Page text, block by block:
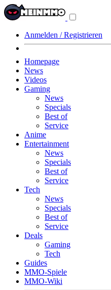
Anmelden / Registrieren
Homepage
News
Videos
Gaming
News
Specials
Best of
Service
Anime
Entertainment
News
Specials
Best of
Service
Tech
News
Specials
Best of
Service
Deals
Gaming
Tech
Guides
MMO-Spiele
MMO-Wiki